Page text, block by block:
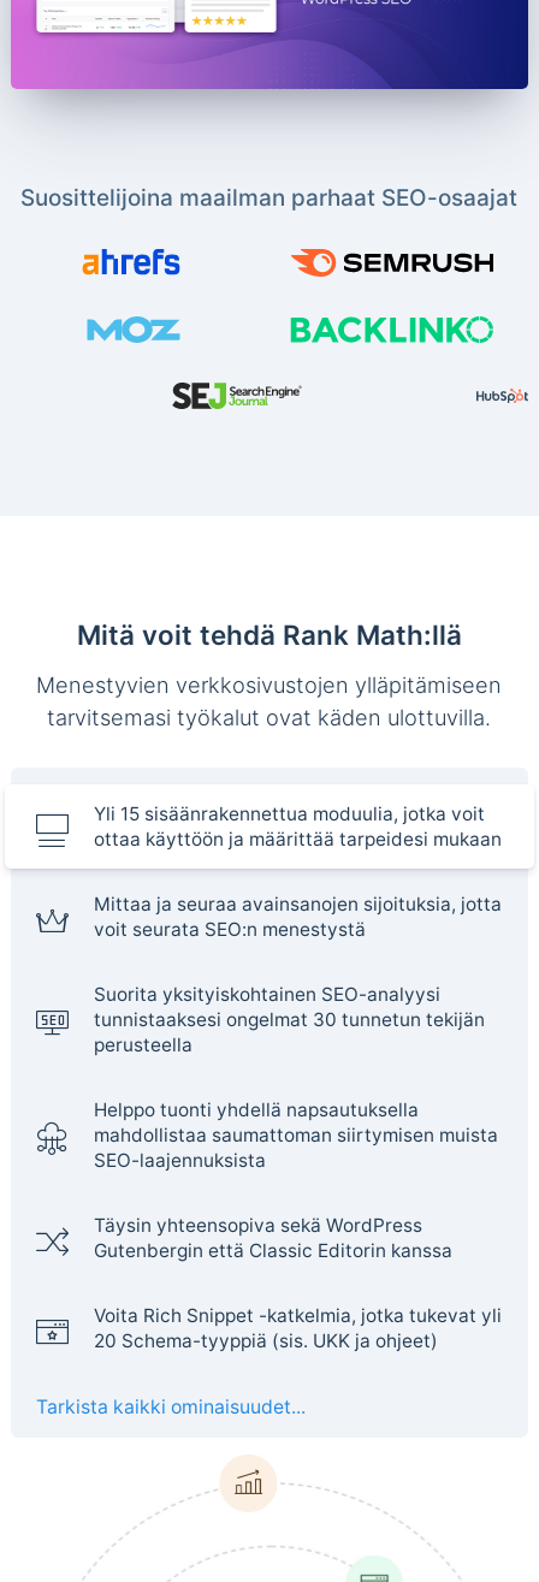
Suosittelijoina maailman parhaat SEO-osaajat
Mitä voit tehdä Rank Math:llä
Menestyvien verkkosivustojen ylläpitämiseen
tarvitsemasi työkalut ovat käden ulottuvilla.
Yli 15 sisäänrakennettua moduulia, jotka voit
ottaa käyttöön ja määrittää tarpeidesi mukaan
Mittaa ja seuraa avainsanojen sijoituksia, jotta
voit seurata SEO:n menestystä
Suorita yksityiskohtainen SEO-analyysi
tunnistaaksesi ongelmat 30 tunnetun tekijän
perusteella
Helppo tuonti yhdellä napsautuksella
mahdollistaa saumattoman siirtymisen muista
SEO-laajennuksista
Täysin yhteensopiva sekä WordPress
Gutenbergin että Classic Editorin kanssa
Voita Rich Snippet -katkelmia, jotka tukevat yli
20 Schema-tyyppiä (sis. UKK ja ohjeet)
Tarkista kaikki ominaisuudet...